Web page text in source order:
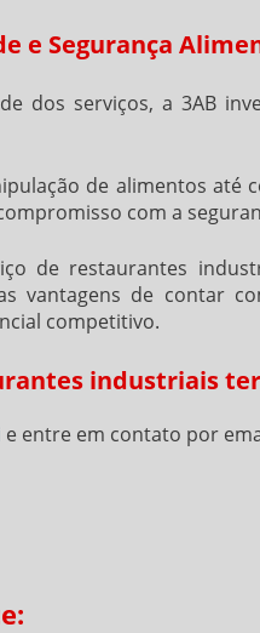
e Segurança
dos serviços, a 3AB
de alimentos até
com a
de restaurantes
vantagens de contar
competitivo.
industriais
e entre em contato por